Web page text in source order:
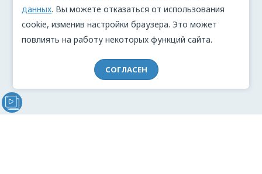
данных. Вы можете отказаться от использования
cookie, изменив настройки браузера. Это может
повлиять на работу некоторых функций сайта.
СОГЛАСЕН